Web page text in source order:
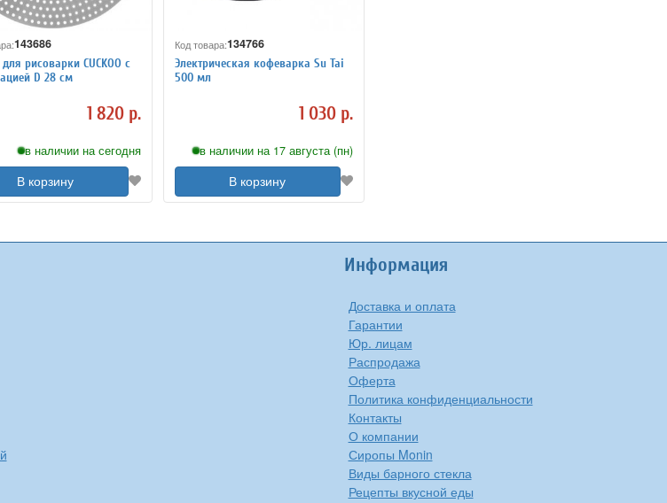
143686
рисоварки CUCKOO с
D 28 см
1 820 р.
в наличии на сегодня
В корзину
Код товара:134766
Электрическая кофеварка Su Tai
500 мл
1 030 р.
в наличии на 17 августа (пн)
В корзину
Информация
Доставка и оплата
Гарантии
Юр. лицам
Распродажа
Оферта
Политика конфиденциальности
Контакты
О компании
Сиропы Monin
Виды барного стекла
Рецепты вкусной еды